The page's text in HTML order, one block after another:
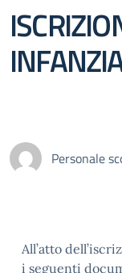
Personale
All’atto
i seguenti